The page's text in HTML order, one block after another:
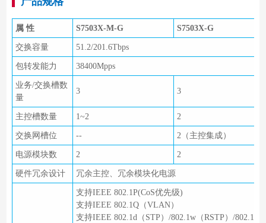
属 性 S7503X-M-G S7503X-G
交换容量 51.2/201.6Tbps
包转发能力 38400Mpps
业务/交换槽数
量
3 3
主控槽数量 1~2 2
交换网槽位 -- 2（主控集成）
电源模块数 2 2
硬件冗余设计 冗余主控、冗余模块化电源
支持IEEE 802.1P(CoS优先级)
支持IEEE 802.1Q（VLAN）
支持IEEE 802.1d（STP）/802.1w（RSTP）/802.1s